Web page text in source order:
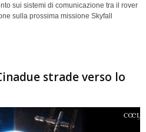
sui sistemi di comunicazione tra il rover
sulla prossima missione Skyfall
strade verso lo